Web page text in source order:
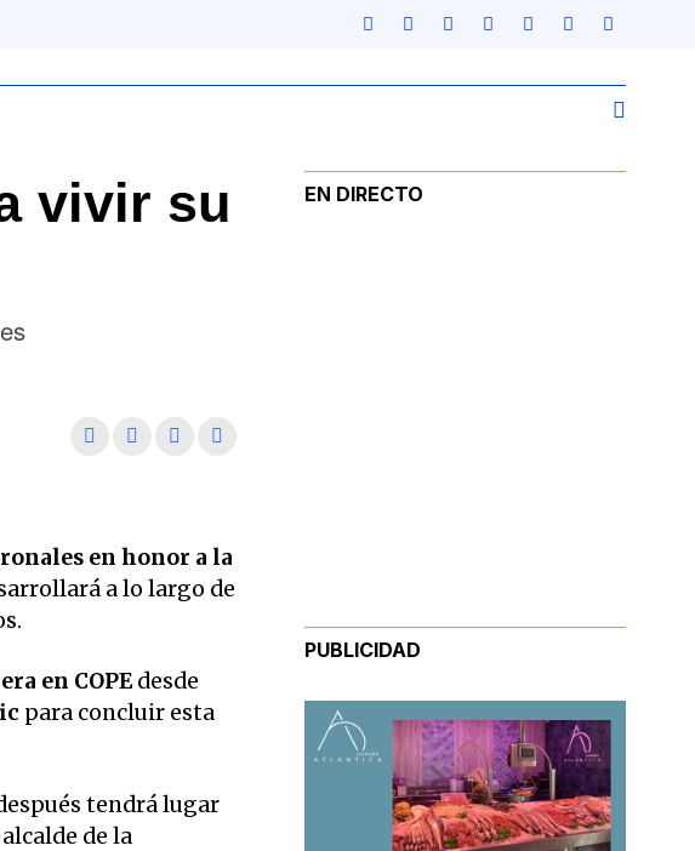
vivir su
en honor a la
a lo largo de
en COPEdesde
para concluir esta
tendrá lugar
de la
EN DIRECTO
PUBLICIDAD